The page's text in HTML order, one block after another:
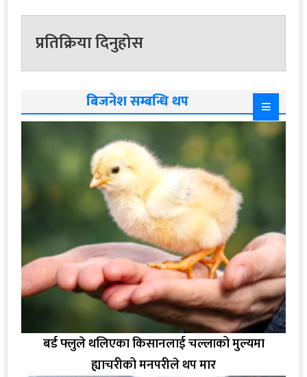
प्रतिक्रिया दिनुहोस
बिजनेश सम्बन्धि थप
बर्ड फ्लुले थलिएका किसानलाई चल्लाको मुल्यमा
ह्याचरीको मनपरीले थप मार